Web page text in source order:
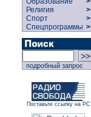
Религия
>
Спорт
>
Спецпрограммы >
подробный запрос
Поставьте ссылку на РС